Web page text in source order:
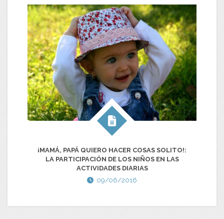
¡MAMÁ, PAPÁ QUIERO HACER COSAS SOLITO!:
LA PARTICIPACIÓN DE LOS NIÑOS EN LAS
ACTIVIDADES DIARIAS
09/06/2016